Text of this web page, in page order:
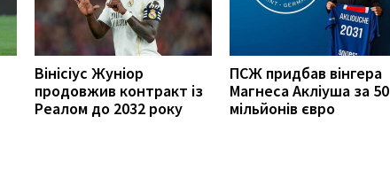
Вінісіус Жуніор
продовжив контракт із
Реалом до 2032 року
ПСЖ придбав вінгера
Магнеса Акліуша за 50
мільйонів євро